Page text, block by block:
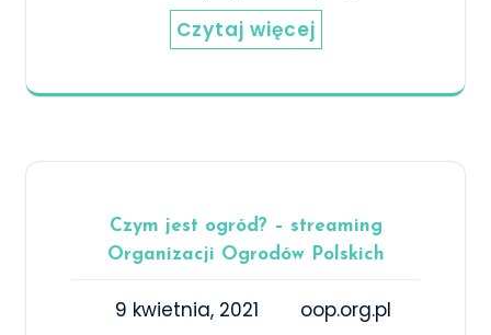
Czytaj więcej
Czym jest ogród? – streaming
Organizacji Ogrodów Polskich
9 kwietnia, 2021 oop.org.pl